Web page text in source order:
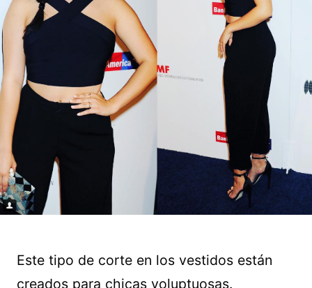
Este tipo de corte en los vestidos están
creados para chicas voluptuosas.